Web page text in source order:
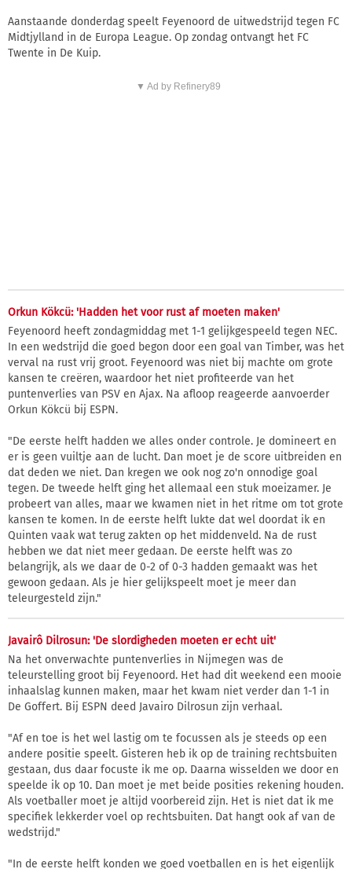
Aanstaande donderdag speelt Feyenoord de uitwedstrijd tegen FC
Midtjylland in de Europa League. Op zondag ontvangt het FC
Twente in De Kuip.
▼ Ad by Refinery89
Orkun Kökcü: 'Hadden het voor rust af moeten maken'
Feyenoord heeft zondagmiddag met 1-1 gelijkgespeeld tegen NEC.
In een wedstrijd die goed begon door een goal van Timber, was het
verval na rust vrij groot. Feyenoord was niet bij machte om grote
kansen te creëren, waardoor het niet profiteerde van het
puntenverlies van PSV en Ajax. Na afloop reageerde aanvoerder
Orkun Kökcü bij ESPN.
"De eerste helft hadden we alles onder controle. Je domineert en
er is geen vuiltje aan de lucht. Dan moet je de score uitbreiden en
dat deden we niet. Dan kregen we ook nog zo'n onnodige goal
tegen. De tweede helft ging het allemaal een stuk moeizamer. Je
probeert van alles, maar we kwamen niet in het ritme om tot grote
kansen te komen. In de eerste helft lukte dat wel doordat ik en
Quinten vaak wat terug zakten op het middenveld. Na de rust
hebben we dat niet meer gedaan. De eerste helft was zo
belangrijk, als we daar de 0-2 of 0-3 hadden gemaakt was het
gewoon gedaan. Als je hier gelijkspeelt moet je meer dan
teleurgesteld zijn."
Javairô Dilrosun: 'De slordigheden moeten er echt uit'
Na het onverwachte puntenverlies in Nijmegen was de
teleurstelling groot bij Feyenoord. Het had dit weekend een mooie
inhaalslag kunnen maken, maar het kwam niet verder dan 1-1 in
De Goffert. Bij ESPN deed Javairo Dilrosun zijn verhaal.
"Af en toe is het wel lastig om te focussen als je steeds op een
andere positie speelt. Gisteren heb ik op de training rechtsbuiten
gestaan, dus daar focuste ik me op. Daarna wisselden we door en
speelde ik op 10. Dan moet je met beide posities rekening houden.
Als voetballer moet je altijd voorbereid zijn. Het is niet dat ik me
specifiek lekkerder voel op rechtsbuiten. Dat hangt ook af van de
wedstrijd."
"In de eerste helft konden we goed voetballen en is het eigenlijk